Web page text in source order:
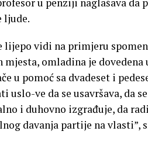
ljude.
lijepo vidi na primjeru
mjesta, omladina je dovedena
u pomoć sa dvadeset i
uslo-ve da se usavršava, da
i duhovno izgrađuje, da
davanja partije na vlasti”,